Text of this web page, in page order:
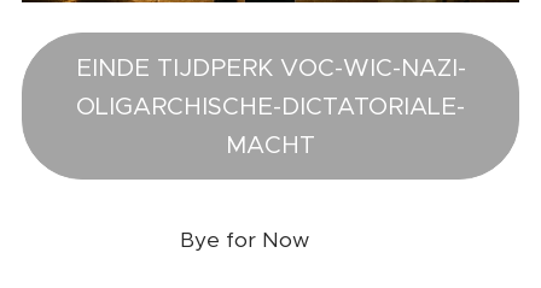
EINDE TIJDPERK VOC-WIC-NAZI-
OLIGARCHISCHE-DICTATORIALE-
MACHT
Bye for Now